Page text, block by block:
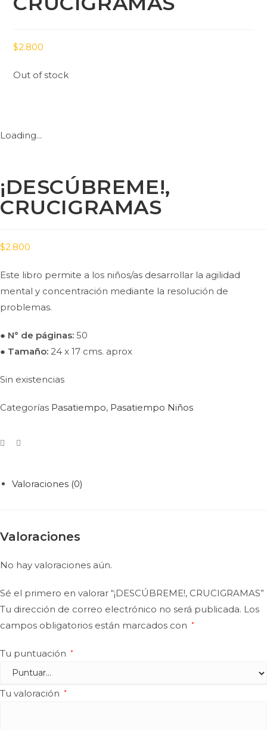
$2.800
Out of stock
Loading...
¡DESCÚBREME!,
CRUCIGRAMAS
$2.800
Este libro permite a los niños/as desarrollar la agilidad
mental y concentración mediante la resolución de
problemas.
● N° de páginas: 50
● Tamaño: 24 x 17 cms. aprox
Sin existencias
Categorías Pasatiempo, Pasatiempo Niños
Valoraciones (0)
Valoraciones
No hay valoraciones aún.
Sé el primero en valorar “¡DESCÚBREME!, CRUCIGRAMAS”
Tu dirección de correo electrónico no será publicada. Los
campos obligatorios están marcados con
*
Tu puntuación *
Tu valoración *